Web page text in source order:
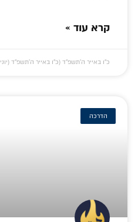
קרא עוד »
כ״ו באייר ה׳תשפ״ד (כ״ו באייר ה׳תשפ״ד (יוני 3, 2024))
הדרכה